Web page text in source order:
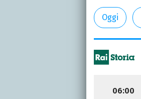
Oggi
06:00